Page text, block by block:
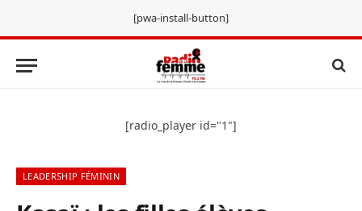
[pwa-install-button]
[radio_player id="1"]
LEADERSHIP FÉMININ